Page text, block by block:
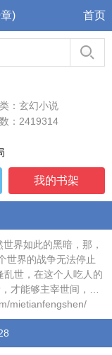
) 首页
：玄幻小说
：2419314
我的书架
界如此的黑暗，那，
世界的战争无法停止
乱世，在这个人吃人的
才能够主宰世间，…
mietianfengshen/